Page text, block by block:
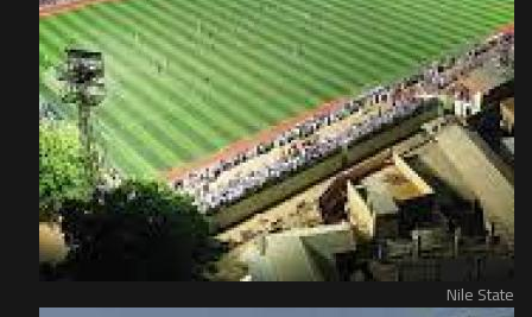
Nile State